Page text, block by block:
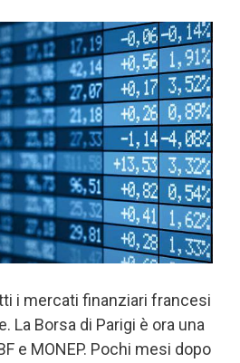
i mercati finanziari francesi
La Borsa di Parigi è ora una
e MONEP. Pochi mesi dopo